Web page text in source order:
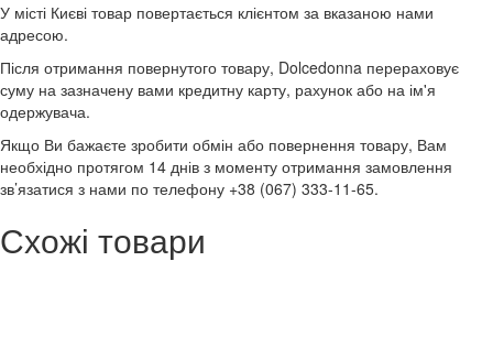
У місті Києві товар повертається клієнтом за вказаною нами
адресою.
Після отримання повернутого товару, Dolcedonna перераховує
суму на зазначену вами кредитну карту, рахунок або на ім'я
одержувача.
Якщо Ви бажаєте зробити обмін або повернення товару, Вам
необхідно протягом 14 днів з моменту отримання замовлення
зв’язатися з нами по телефону +38 (067) 333-11-65.
Схожі товари